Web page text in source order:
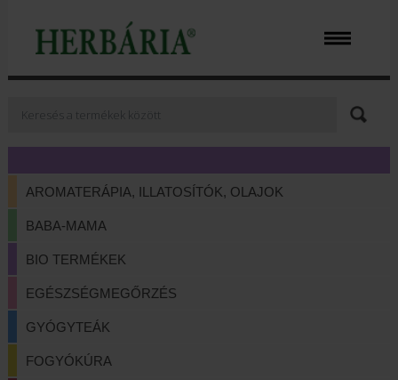
AROMATERÁPIA, ILLATOSÍTÓK, OLAJOK
BABA-MAMA
BIO TERMÉKEK
EGÉSZSÉGMEGŐRZÉS
GYÓGYTEÁK
FOGYÓKÚRA